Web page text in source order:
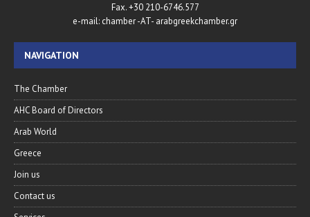
Fax. +30 210-6746.577
e-mail: chamber -AT- arabgreekchamber.gr
NAVIGATION
The Chamber
AHC Board of Directors
Arab World
Greece
Join us
Contact us